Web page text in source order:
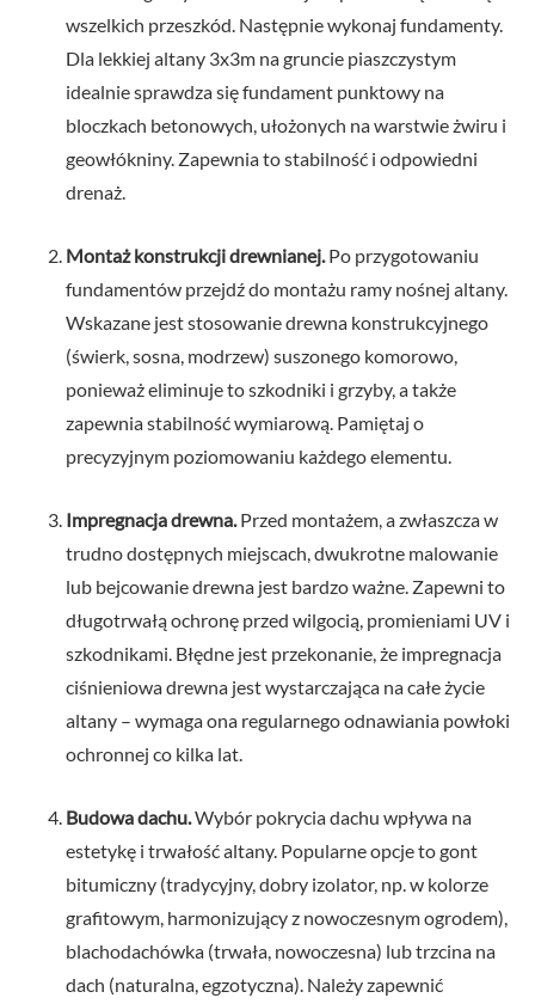
wszelkich przeszkód. Następnie wykonaj fundamenty.
Dla lekkiej altany 3x3m na gruncie piaszczystym
idealnie sprawdza się fundament punktowy na
bloczkach betonowych, ułożonych na warstwie żwiru i
geowłókniny. Zapewnia to stabilność i odpowiedni
drenaż.
Montaż konstrukcji drewnianej. Po przygotowaniu
fundamentów przejdź do montażu ramy nośnej altany.
Wskazane jest stosowanie drewna konstrukcyjnego
(świerk, sosna, modrzew) suszonego komorowo,
ponieważ eliminuje to szkodniki i grzyby, a także
zapewnia stabilność wymiarową. Pamiętaj o
precyzyjnym poziomowaniu każdego elementu.
Impregnacja drewna. Przed montażem, a zwłaszcza w
trudno dostępnych miejscach, dwukrotne malowanie
lub bejcowanie drewna jest bardzo ważne. Zapewni to
długotrwałą ochronę przed wilgocią, promieniami UV i
szkodnikami. Błędne jest przekonanie, że impregnacja
ciśnieniowa drewna jest wystarczająca na całe życie
altany – wymaga ona regularnego odnawiania powłoki
ochronnej co kilka lat.
Budowa dachu.Wybór pokrycia dachu wpływa na
estetykę i trwałość altany. Popularne opcje to gont
bitumiczny (tradycyjny, dobry izolator, np. w kolorze
grafitowym, harmonizujący z nowoczesnym ogrodem),
blachodachówka (trwała, nowoczesna) lub trzcina na
dach (naturalna, egzotyczna). Należy zapewnić